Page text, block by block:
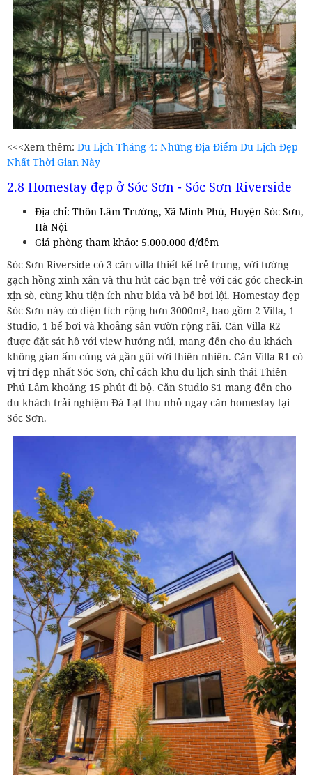
<<<Xem thêm: Du Lịch Tháng 4: Những Địa Điểm Du Lịch Đẹp
Nhất Thời Gian Này
2.8 Homestay đẹp ở Sóc Sơn - Sóc Sơn Riverside
Địa chỉ: Thôn Lâm Trường, Xã Minh Phú, Huyện Sóc Sơn,
Hà Nội
Giá phòng tham khảo: 5.000.000 đ/đêm
Sóc Sơn Riverside có 3 căn villa thiết kế trẻ trung, với tường
gạch hồng xinh xắn và thu hút các bạn trẻ với các góc check-in
xịn sò, cùng khu tiện ích như bida và bể bơi lội. Homestay đẹp
Sóc Sơn này có diện tích rộng hơn 3000m², bao gồm 2 Villa, 1
Studio, 1 bể bơi và khoảng sân vườn rộng rãi. Căn Villa R2
được đặt sát hồ với view hướng núi, mang đến cho du khách
không gian ấm cúng và gần gũi với thiên nhiên. Căn Villa R1 có
vị trí đẹp nhất Sóc Sơn, chỉ cách khu du lịch sinh thái Thiên
Phú Lâm khoảng 15 phút đi bộ. Căn Studio S1 mang đến cho
du khách trải nghiệm Đà Lạt thu nhỏ ngay căn homestay tại
Sóc Sơn.